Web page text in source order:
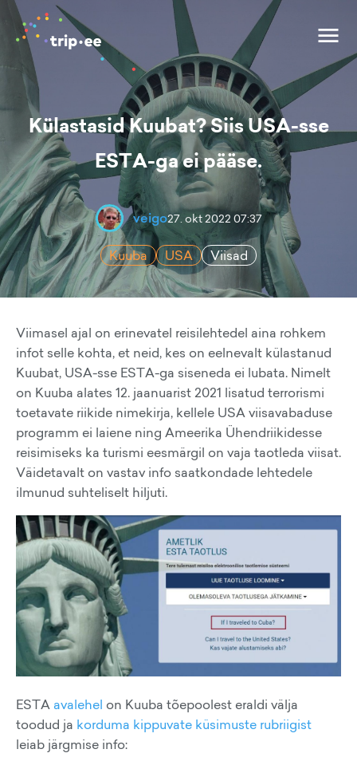
Külastasid Kuubat? Siis USA-sse
ESTA-ga ei pääse.
veigo27. okt 2022 07:37
Kuuba USA Viisad
Viimasel ajal on erinevatel reisilehtedel aina rohkem
infot selle kohta, et neid, kes on eelnevalt külastanud
Kuubat, USA-sse ESTA-ga siseneda ei lubata. Nimelt
on Kuuba alates 12. jaanuarist 2021 lisatud terrorismi
toetavate riikide nimekirja, kellele USA viisavabaduse
programm ei laiene ning Ameerika Ühendriikidesse
reisimiseks ka turismi eesmärgil on vaja taotleda viisat.
Väidetavalt on vastav info saatkondade lehtedele
ilmunud suhteliselt hiljuti.
ESTA avalehel on Kuuba tõepoolest eraldi välja
toodud ja korduma kippuvate küsimuste rubriigist
leiab järgmise info: